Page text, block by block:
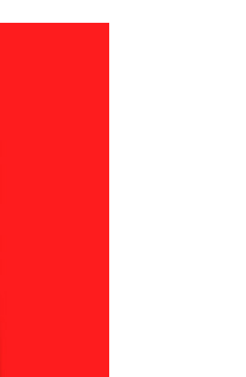
」服務完成之
關給付款項請
方可使用
司不負相關責
況，依本公司
公司將視審查
意使用之情
採取法律行